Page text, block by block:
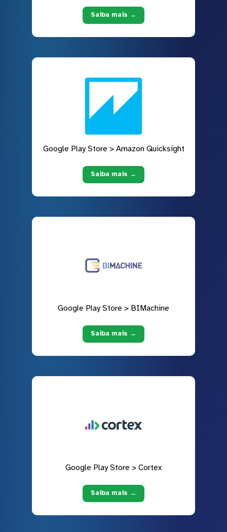
Saiba mais →
Google Play Store > Amazon Quicksight
Saiba mais →
Google Play Store > BIMachine
Saiba mais →
Google Play Store > Cortex
Saiba mais →